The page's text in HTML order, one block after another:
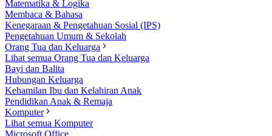
Matematika & Logika
Membaca & Bahasa
Kenegaraan & Pengetahuan Sosial (IPS)
Pengetahuan Umum & Sekolah
Orang Tua dan Keluarga
Lihat semua Orang Tua dan Keluarga
Bayi dan Balita
Hubungan Keluarga
Kehamilan Ibu dan Kelahiran Anak
Pendidikan Anak & Remaja
Komputer
Lihat semua Komputer
Microsoft Office